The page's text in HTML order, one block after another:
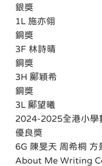
銀獎
1L 施亦翎
銅獎
3F 林詩晴
銅獎
3H 鄺穎希
銅獎
3L 鄺望曦
2024-2025全港小學
優良獎
6G 陳旻天 周希桐 方
About Me Writing